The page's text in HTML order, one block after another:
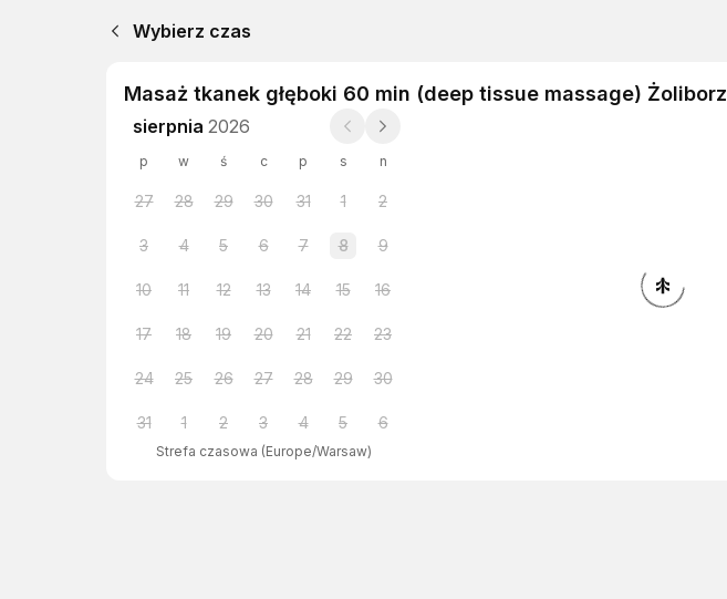
Wybierz czas
Masaż tkanek głęboki 60 min (deep tissue massage) Żoliborz
sierpnia 2026
p w ś c p s n
27 28 29 30 31 1 2
3 4 5 6 7 8 9
10 11 12 13 14 15 16
17 18 19 20 21 22 23
24 25 26 27 28 29 30
31 1 2 3 4 5 6
Strefa czasowa (Europe/Warsaw)